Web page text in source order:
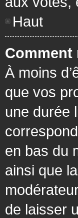
Haut
Comment
À moins
que vos
une durée
en bas du
ainsi que
de laisser